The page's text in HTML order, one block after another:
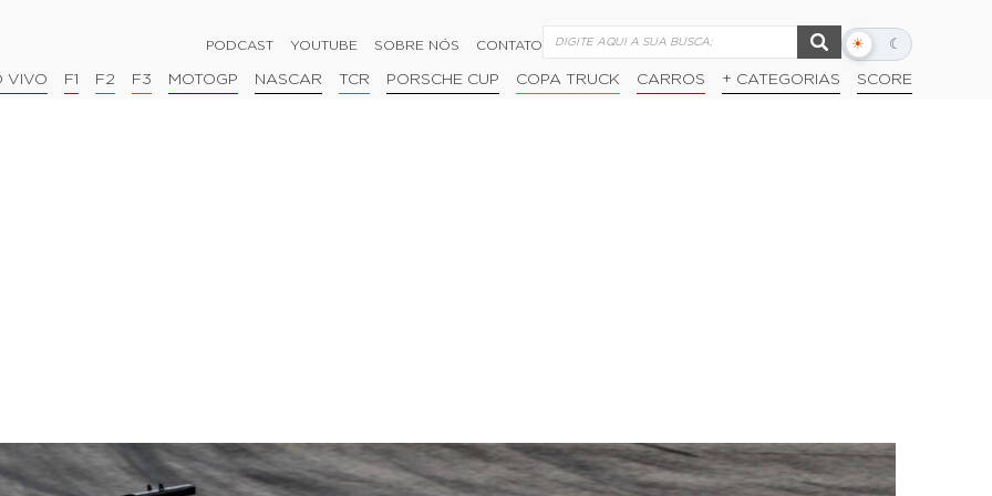
PODCAST YOUTUBE SOBRE NÓS CONTATO ☀ ☾
Alternar
escuro
VIVO F1 F2 F3 MOTOGP NASCAR TCR PORSCHE CUP COPA TRUCK CARROS + CATEGORIAS SCORE